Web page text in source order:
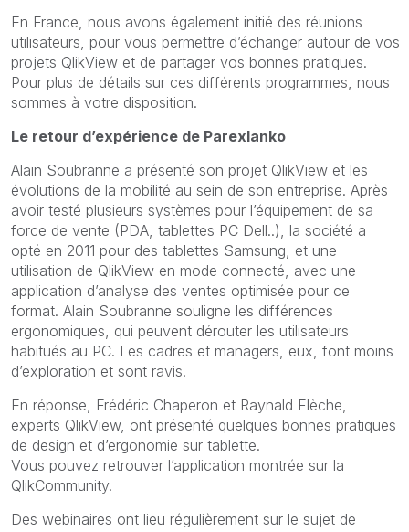
En France, nous avons également initié des réunions
utilisateurs, pour vous permettre d’échanger autour de vos
projets QlikView et de partager vos bonnes pratiques.
Pour plus de détails sur ces différents programmes, nous
sommes à votre disposition.
Le retour d’expérience de Parexlanko
Alain Soubranne a présenté son projet QlikView et les
évolutions de la mobilité au sein de son entreprise. Après
avoir testé plusieurs systèmes pour l’équipement de sa
force de vente (PDA, tablettes PC Dell..), la société a
opté en 2011 pour des tablettes Samsung, et une
utilisation de QlikView en mode connecté, avec une
application d’analyse des ventes optimisée pour ce
format. Alain Soubranne souligne les différences
ergonomiques, qui peuvent dérouter les utilisateurs
habitués au PC. Les cadres et managers, eux, font moins
d’exploration et sont ravis.
En réponse, Frédéric Chaperon et Raynald Flèche,
experts QlikView, ont présenté quelques bonnes pratiques
de design et d’ergonomie sur tablette.
Vous pouvez retrouver l’application montrée sur la
QlikCommunity.
Des webinaires ont lieu régulièrement sur le sujet de